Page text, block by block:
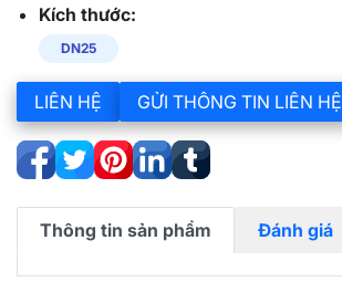
Kích thước:
DN25
LIÊN HỆ GỬI THÔNG TIN LIÊN HỆ
Thông tin sản phẩm Đánh giá